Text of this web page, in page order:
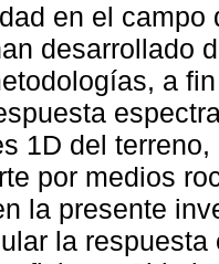
en el campo
desarrollado
a
1D del
por medios
la presente
la